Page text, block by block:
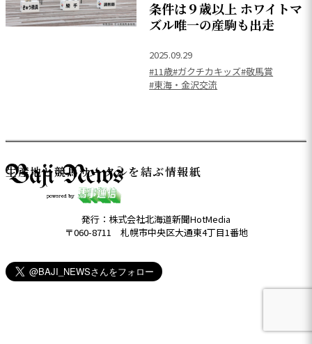
条件は９歳以上 ホワイトマ
ズル唯一の産駒も出走
2025.09.29
#11歳#ガクチカキッズ#敬馬賞
#東海・金沢交流
生産地と競馬サークルを結ぶ情報紙
発行：株式会社北海道新聞HotMedia
〒060-8711 札幌市中央区大通東4丁目1番地